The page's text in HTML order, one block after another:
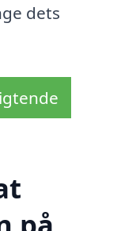
dets